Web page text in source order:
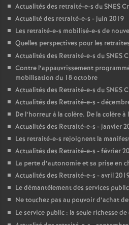
Actualités des retraité-e-s duSNES
Actualité des retraité-e-s - juin 2019
Les retraité-e-s mobilisé-e-s de
Quelles perspectives pour les retraites
Actualités des Retraité-e-s duSNES
Contre l’appauvrissement
mobilisation du 18 octobre
Actualités des Retraité-e-s duSNES
Actualités des Retraité-e-s -
De l’horreur à la colère. De la colère à
Actualités des Retraité-e-s - janvier
Les retraité-e-s rejoignent la
Actualités des Retraité-e-s - février
La perte d’autonomie et sa prise en
Actualités des Retraité-e-s - avril
Le démantèlement des services
Ne touchez pas au pouvoir d’achat
Le service public : la seule richesse